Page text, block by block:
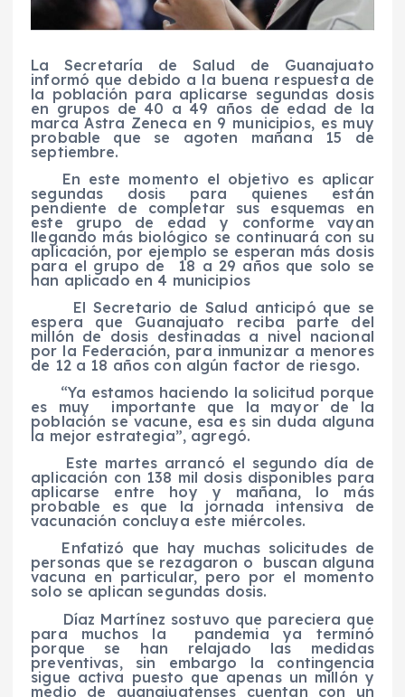
La Secretaría de Salud de Guanajuato
informó que debido a la buena respuesta de
la población para aplicarse segundas dosis
en grupos de 40 a 49 años de edad de la
marca Astra Zeneca en 9 municipios, es muy
probable que se agoten mañana 15 de
septiembre.
En este momento el objetivo es aplicar
segundas dosis para quienes están
pendiente de completar sus esquemas en
este grupo de edad y conforme vayan
llegando más biológico se continuará con su
aplicación, por ejemplo se esperan más dosis
para el grupo de 18 a 29 años que solo se
han aplicado en 4 municipios
El Secretario de Salud anticipó que se
espera que Guanajuato reciba parte del
millón de dosis destinadas a nivel nacional
por la Federación, para inmunizar a menores
de 12 a 18 años con algún factor de riesgo.
“Ya estamos haciendo la solicitud porque
es muy importante que la mayor de la
población se vacune, esa es sin duda alguna
la mejor estrategia”, agregó.
Este martes arrancó el segundo día de
aplicación con 138 mil dosis disponibles para
aplicarse entre hoy y mañana, lo más
probable es que la jornada intensiva de
vacunación concluya este miércoles.
Enfatizó que hay muchas solicitudes de
personas que se rezagaron o buscan alguna
vacuna en particular, pero por el momento
solo se aplican segundas dosis.
Díaz Martínez sostuvo que pareciera que
para muchos la pandemia ya terminó
porque se han relajado las medidas
preventivas, sin embargo la contingencia
sigue activa puesto que apenas un millón y
medio de guanajuatenses cuentan con un